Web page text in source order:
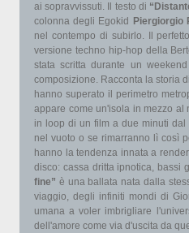
ai sopravvissuti. Il testo di
colonna degli Egokid
Piergiorgio
nel contempo di subirlo. Il
versione techno hip-hop della
stata scritta durante un
composizione. Racconta la storia
hanno superato il perimetro
appare come un'isola in mezzo al
in loop di un film a due minuti
nel vuoto o se rimarranno lì così
hanno la tendenza innata a
disco: cassa dritta ipnotica, bassi
fine” è una ballata nata dalla
viaggio, degli infiniti mondi di
umana a voler imbrigliare
dell'amore come via d'uscita da